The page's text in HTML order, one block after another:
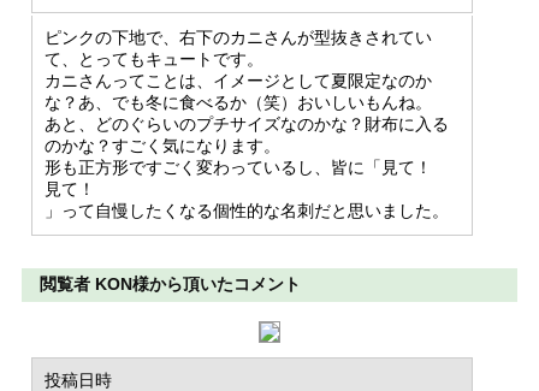
ピンクの下地で、右下のカニさんが型抜きされてい
て、とってもキュートです。
カニさんってことは、イメージとして夏限定なのか
な？あ、でも冬に食べるか（笑）おいしいもんね。
あと、どのぐらいのプチサイズなのかな？財布に入る
のかな？すごく気になります。
形も正方形ですごく変わっているし、皆に「見て！
見て！
」って自慢したくなる個性的な名刺だと思いました。
閲覧者 KON様から頂いたコメント
投稿日時